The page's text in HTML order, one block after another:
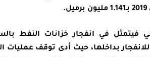
فيتمثل في انفجار خزانات النفط
للانفجار بداخلها، حيث أدى توقف عمليات